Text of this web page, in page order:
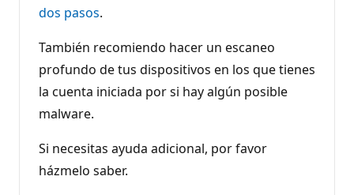
dos pasos.
También recomiendo hacer un escaneo
profundo de tus dispositivos en los que tienes
la cuenta iniciada por si hay algún posible
malware.
Si necesitas ayuda adicional, por favor
házmelo saber.